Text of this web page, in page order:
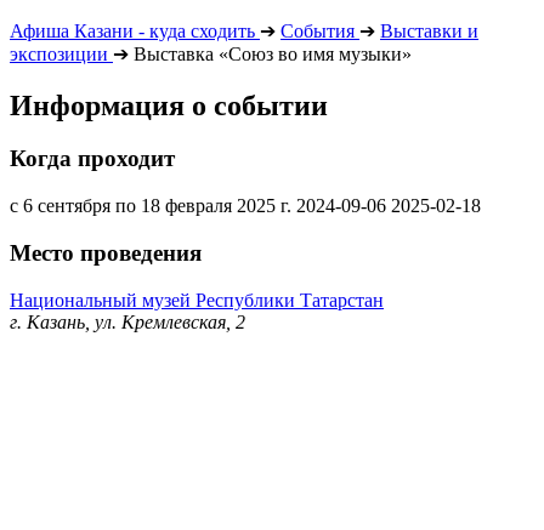
Афиша Казани - куда сходить ➔ События ➔ Выставки и
экспозиции ➔ Выставка «Союз во имя музыки»
Информация о событии
Когда проходит
с 6 сентября по 18 февраля 2025 г. 2024-09-06 2025-02-18
Место проведения
Национальный музей Республики Татарстан
г. Казань, ул. Кремлевская, 2